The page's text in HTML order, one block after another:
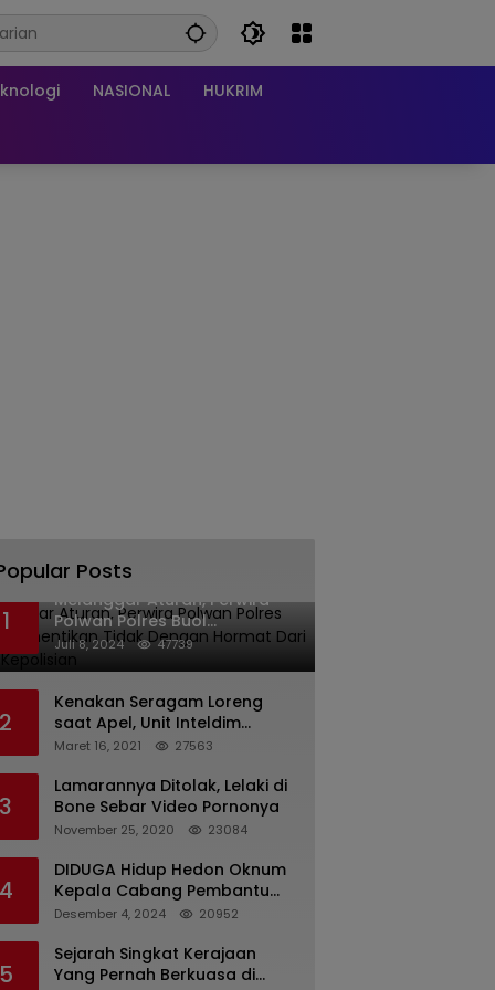
NASIONAL HUKRIM
Posts
1
Melanggar Aturan, Perwira
Polwan Polres Buol
Diberhentikan Tidak Dengan
Hormat Dari Dinas Kepolisian
Juli 8, 2024 47739
2
Kenakan Seragam Loreng
saat Apel, Unit Inteldim
1426/Takalar Datangi
Maret 16, 2021 27563
3
Lamarannya Ditolak, Lelaki di
Bone Sebar Video Pornonya
November 25, 2020 23084
4
DIDUGA Hidup Hedon Oknum
Kepala Cabang Pembantu
Bank syariah Indonesia Unit
Tipu Nasabah Prioritasnya
Hingga Milyaran Rupiah dan
Desember 4, 2024 20952
5
Sejarah Singkat Kerajaan
Yang Pernah Berkuasa di